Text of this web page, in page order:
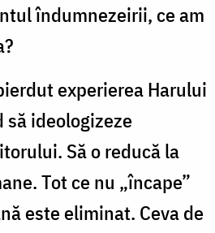
îndumnezeirii, ce am
experierea Harului
ideologizeze
Să o reducă la
Tot ce nu „încape”
este eliminat. Ceva de